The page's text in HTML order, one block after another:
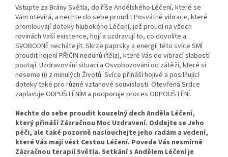
Vstupte za Brány Světla, do říše Andělského Léčení, které se
Vám otevírá, a nechte do sebe proudit Posvátné vibrace, které
promlouvají doteky hlubokého Léčení, jež proudí na všech
rovinách Vaší existence, hojí a uzdravují to, co dovolíte a
SVOBODNĚ necháte jít. Skrze paprsky a energii této svíce SMÍ
proudit hojení PŘÍČIN neduhů (těla), které Vás do vibrací slabostí
poutají. Uzdravování situací a Osvobozování od zátěží, které si
neseme (i) z minulých Životů. Svíce přináší hojivé a posilňující
doteky také pro různé vztahové souvislosti. Otevřená Srdce
zaplavuje ODPUŠTĚNÍM a podporuje proces ODPOUŠTĚNÍ.
Nechte do sebe proudit kouzelný dech Anděla Léčení,
který přináší Zázračnou Moc Uzdravení. Oddejte se Jeho
péči, ale také pozorně naslouchejte jeho radám a vedení,
které Vás mají vést Cestou Léčení. Povede Vás nesmírně
Zázračnou terapií Světla. Setkání s Andělem Léčení je